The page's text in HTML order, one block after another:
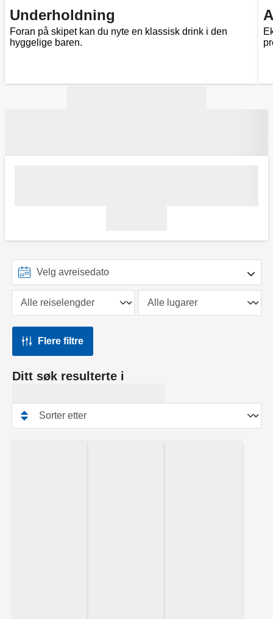
Underholdning
Foran på skipet kan du nyte en klassisk drink i den
hyggelige baren.
Flere filtre
Ditt søk resulterte i